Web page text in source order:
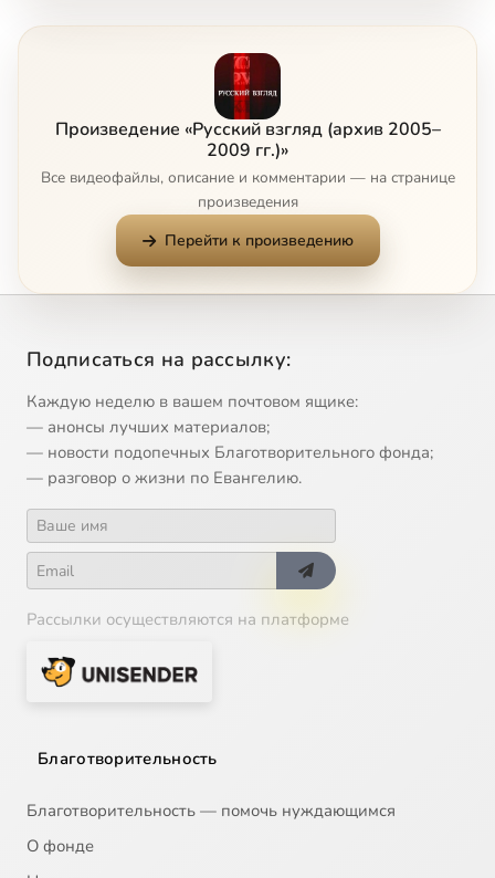
2006-09-17 Сюжет о мерных иконах
2006-09-30 Святитель Киприан
13
14 Русский взгляд (3 канал 2006-12-17) О службе в армии
15
Русский взгляд (3 канал 2007-01-07)
Русский взгляд (3 канал 2007-01-14)
Русский взгляд (3 канал 2007-01-28)
20
Произведение «Русский взгляд (архив 2005–
2009 гг.)»
Все видеофайлы, описание и комментарии — на странице
произведения
Перейти к произведению
Подписаться на рассылку:
Каждую неделю в вашем почтовом ящике:
— анонсы лучших материалов;
— новости подопечных Благотворительного фонда;
— разговор о жизни по Евангелию.
Рассылки осуществляются на платформе
Благотворительность
Благотворительность — помочь нуждающимся
О фонде